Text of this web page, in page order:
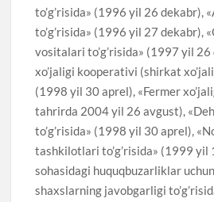
to’g’risida» (1996 yil 26 dekabr),
to’g’risida» (1996 yil 27 dekabr),
vositalari to’g’risida» (1997 yil
xo’jaligi kooperativi (shirkat
(1998 yil 30 aprel), «Fermer
tahrirda 2004 yil 26 avgust),
to’g’risida» (1998 yil 30 aprel),
tashkilotlari to’g’risida» (1999 yil
sohasidagi huquqbuzarliklar
shaxslarning javobgarligi